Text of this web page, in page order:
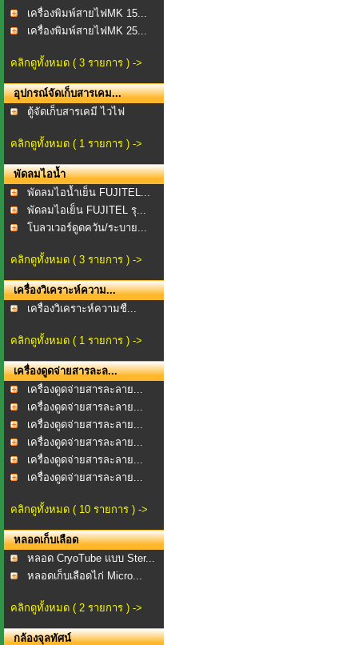
เครื่องพิมพ์สายไฟMK 15...
เครื่องพิมพ์สายไฟMK 25...
คลิกดูทั้งหมด ( 3 รายการ ) ->
อุปกรณ์จัดเก็บสารเคม...
ตู้จัดเก็บสารเคมี ไวไฟ
คลิกดูทั้งหมด ( 1 รายการ ) ->
พัดลมไอน้ำ
พัดลมไอน้ำเย็น FUJITEL...
พัดลมไอเย็น FUJITEL รุ...
โบลวเวอร์ดูดควัน/ระบาย...
คลิกดูทั้งหมด ( 3 รายการ ) ->
เครื่องวิเคราะห์ความ...
เครื่องวิเคราะห์ความชื...
คลิกดูทั้งหมด ( 1 รายการ ) ->
เครื่องดูดจ่ายสารละล...
เครื่องดูดจ่ายสารละลาย...
เครื่องดูดจ่ายสารละลาย...
เครื่องดูดจ่ายสารละลาย...
เครื่องดูดจ่ายสารละลาย...
เครื่องดูดจ่ายสารละลาย...
เครื่องดูดจ่ายสารละลาย...
คลิกดูทั้งหมด ( 10 รายการ ) ->
หลอดเก็บเลือด
หลอด CryoTube แบบ Ster...
หลอดเก็บเลือดไก่ Micro...
คลิกดูทั้งหมด ( 2 รายการ ) ->
กล้องจุลทัศน์